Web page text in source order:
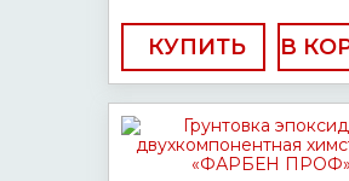
КУПИТЬ